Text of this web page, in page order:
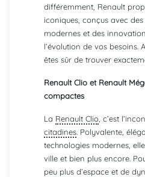
différemment, Renault
iconiques, conçus avec
modernes et des
l’évolution de vos besoins.
êtes sûr de trouver
Renault Clio et Renault
compactes
La Renault Clio, c’est
citadines. Polyvalente,
technologies modernes,
ville et bien plus encore.
peu plus d’espace et de